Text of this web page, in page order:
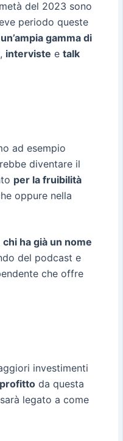
del 2023 sono
periodo queste
gamma di
, interviste e talk
ad esempio
diventare il
per la fruibilità
oppure nella
chi ha già un nome
del podcast e
che offre
investimenti
da questa
legato a come